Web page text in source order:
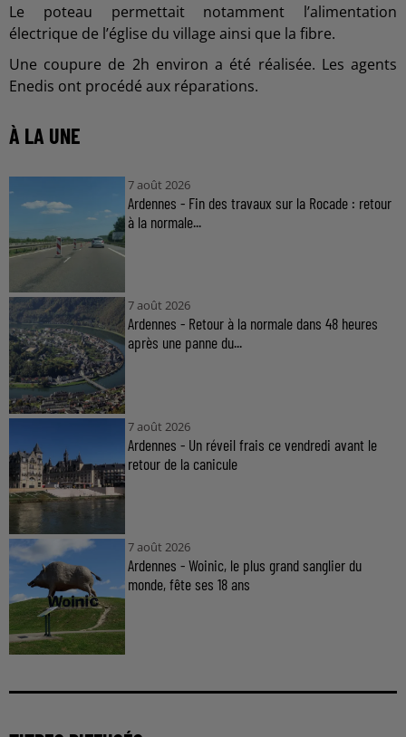
Le poteau permettait notamment l’alimentation
électrique de l’église du village ainsi que la fibre.
Une coupure de 2h environ a été réalisée. Les agents
Enedis ont procédé aux réparations.
À LA UNE
7 août 2026
Ardennes - Fin des travaux sur la Rocade : retour
à la normale...
7 août 2026
Ardennes - Retour à la normale dans 48 heures
après une panne du...
7 août 2026
Ardennes - Un réveil frais ce vendredi avant le
retour de la canicule
7 août 2026
Ardennes - Woinic, le plus grand sanglier du
monde, fête ses 18 ans